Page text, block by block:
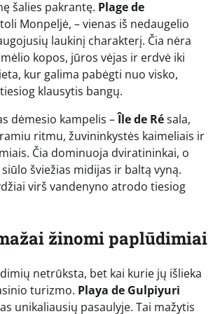
šalies pakrantę. Plage de
Monpeljė, – vienas iš nedaugelio
laukinį charakterį. Čia nėra
kopos, jūros vėjas ir erdvė iki
kur galima pabėgti nuo visko,
klausytis bangų.
dėmesio kampelis –Île de Résala,
ritmu, žuvininkystės kaimeliais ir
Čia dominuoja dviratininkai, o
šviežias midijas ir baltą vyną.
virš vandenyno atrodo tiesiog
žinomi paplūdimiai
netrūksta, bet kai kurie jų išlieka
turizmo. Playa de Gulpiyuri
unikaliausių pasaulyje. Tai mažytis